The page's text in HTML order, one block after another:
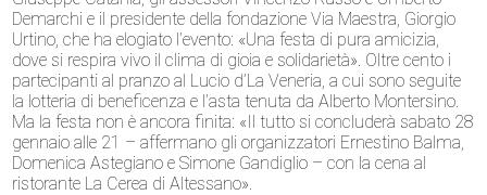
Demarchi e il presidente della fondazione Via Maestra, Giorgio
Urtino, che ha elogiato l’evento: «Una festa di pura amicizia,
dove si respira vivo il clima di gioia e solidarietà». Oltre cento i
partecipanti al pranzo al Lucio d’La Veneria, a cui sono seguite
la lotteria di beneficenza e l’asta tenuta da Alberto Montersino.
Ma la festa non è ancora finita: «Il tutto si concluderà sabato 28
gennaio alle 21 – affermano gli organizzatori Ernestino Balma,
Domenica Astegiano e Simone Gandiglio – con la cena al
ristorante La Cerea di Altessano».